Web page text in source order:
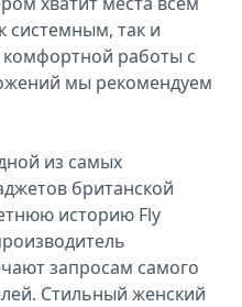
системным, так и
работы с
мы рекомендуем
из самых
британской
историю Fly
запросам самого
Стильный женский